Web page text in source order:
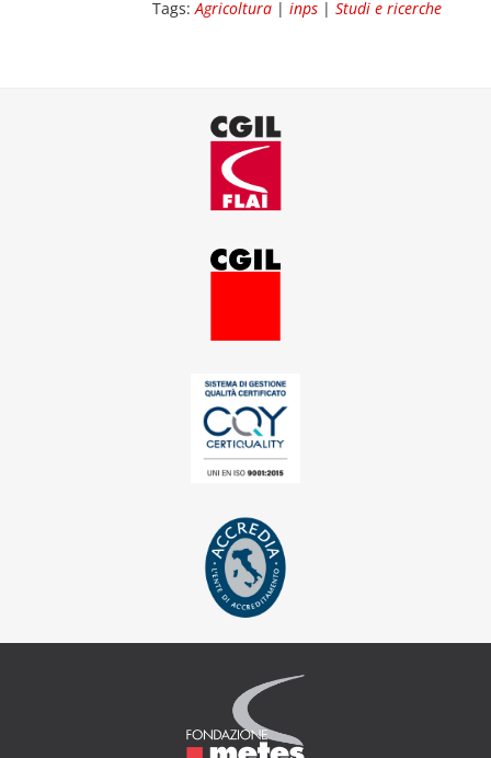
Tags:Agricoltura |inps |Studi e ricerche